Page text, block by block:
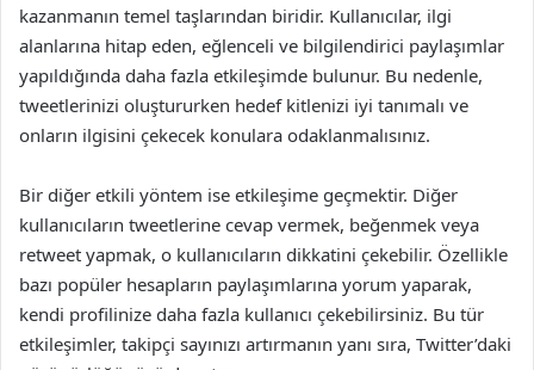
kazanmanın temel taşlarından biridir. Kullanıcılar, ilgi
alanlarına hitap eden, eğlenceli ve bilgilendirici paylaşımlar
yapıldığında daha fazla etkileşimde bulunur. Bu nedenle,
tweetlerinizi oluştururken hedef kitlenizi iyi tanımalı ve
onların ilgisini çekecek konulara odaklanmalısınız.
Bir diğer etkili yöntem ise etkileşime geçmektir. Diğer
kullanıcıların tweetlerine cevap vermek, beğenmek veya
retweet yapmak, o kullanıcıların dikkatini çekebilir. Özellikle
bazı popüler hesapların paylaşımlarına yorum yaparak,
kendi profilinize daha fazla kullanıcı çekebilirsiniz. Bu tür
etkileşimler, takipçi sayınızı artırmanın yanı sıra, Twitter’daki